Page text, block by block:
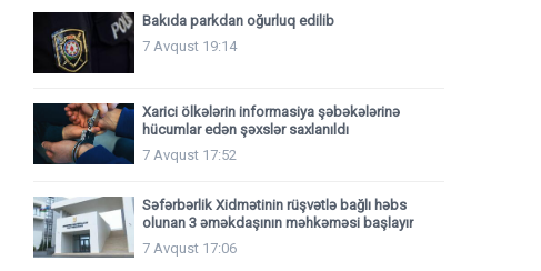
Bakıda parkdan oğurluq edilib
7 Avqust 19:14
Xarici ölkələrin informasiya şəbəkələrinə
hücumlar edən şəxslər saxlanıldı
7 Avqust 17:52
Səfərbərlik Xidmətinin rüşvətlə bağlı həbs
olunan 3 əməkdaşının məhkəməsi başlayır
7 Avqust 17:06